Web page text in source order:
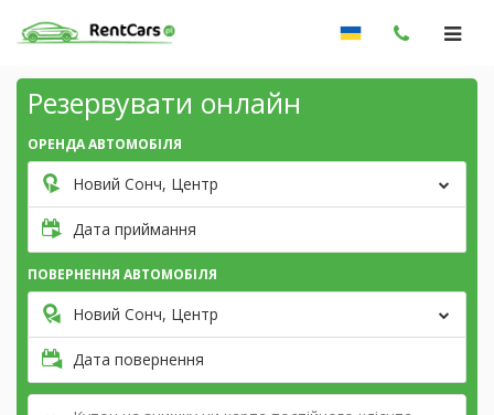
Резервувати онлайн
ОРЕНДА АВТОМОБІЛЯ
Новий Сонч, Центр
Дата приймання
ПОВЕРНЕННЯ АВТОМОБІЛЯ
Новий Сонч, Центр
Дата повернення